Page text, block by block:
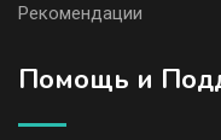
Рекомендации
Помощь и